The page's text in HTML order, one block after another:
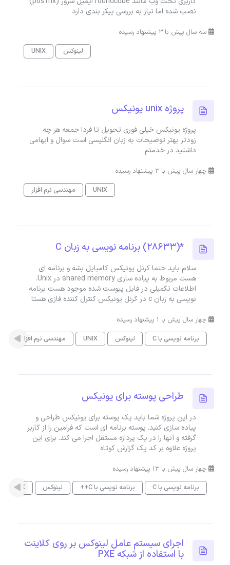
نصب شده اما نیاز به بررسی پیکر بندی دارد
سه سال پیش با 3 پیشنهاد رسیده
لینوکس
UNIX
پروژه unix یونیکس
پروژه یونیکس خیلی فوری تحویل تا فردا جمعه هر چه
زودتر بهتر توضیحات به زبان انگلیسی است سوال و ابهامی
داشتید در خدمتم
چهار سال پیش با 3 پیشنهاد رسیده
UNIX
مهندسی نرم افزار
*(28633) برنامه نویسی به زبان C
سلام باید حتما کرنل یونیکس کامپایل بشه و برنامه ای
هست مربوط به پیاده سازی shared memory در Unix.
اطلاعات تکمیلی در فایل پیوست شده موجود هست برنامه
نویسی به زبان c در کرنل یونیکس کنترل کننده فازی هستا
چهار سال پیش با 1 پیشنهاد رسیده
برنامه نویسی با C
لینوکس UNIX مهندسی نرم افزار
طراحی پوسته برای یونیکس
در این پروژه شما باید یک پوسته برای یونیکس طراحی و
پیاده سازی کنید. پوسته برنامه ای است که فرامین را از کاربر
گرفته و آنها را در یک پردازه مستقل اجرا می کند. برای این
پروژه علاوه بر کد یک گزارش کوتاه
چهار سال پیش با 13 پیشنهاد رسیده
برنامه نویسی با C
برنامه نویسی با C++ لینوکس UNIX
اجرای سیستم عامل لینوکس بر روی کلاینت
با استفاده از شبکه PXE